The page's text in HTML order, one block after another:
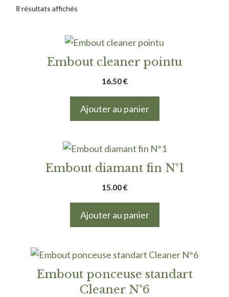
8 résultats affichés
Embout cleaner pointu
16.50€
Ajouter au panier
Embout diamant fin N°1
15.00€
Ajouter au panier
Embout ponceuse standart
Cleaner N°6